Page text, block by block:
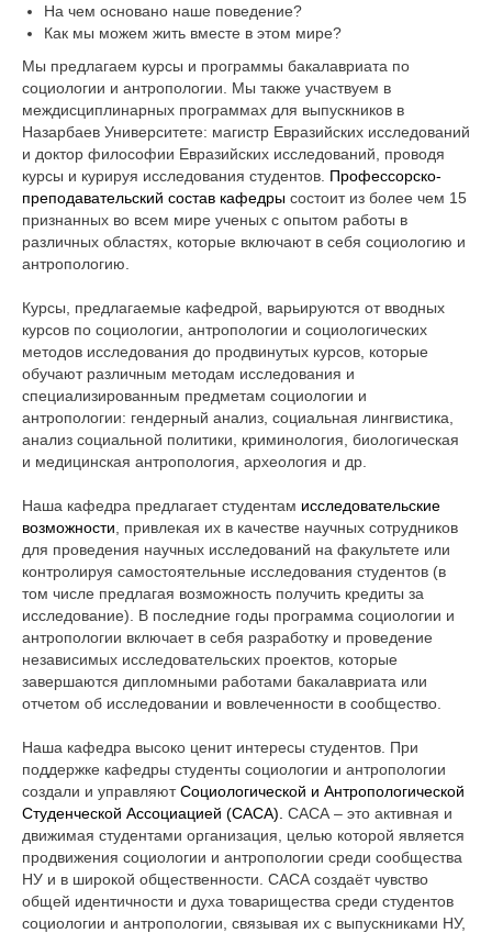
На чем основано наше поведение?
Как мы можем жить вместе в этом мире?
Мы предлагаем курсы и программы бакалавриата по
социологии и антропологии. Мы также участвуем в
междисциплинарных программах для выпускников в
Назарбаев Университете: магистр Евразийских исследований
и доктор философии Евразийских исследований, проводя
курсы и курируя исследования студентов. Профессорско-
преподавательский состав кафедры состоит из более чем 15
признанных во всем мире ученых с опытом работы в
различных областях, которые включают в себя социологию и
антропологию.
Курсы, предлагаемые кафедрой, варьируются от вводных
курсов по социологии, антропологии и социологических
методов исследования до продвинутых курсов, которые
обучают различным методам исследования и
специализированным предметам социологии и
антропологии: гендерный анализ, социальная лингвистика,
анализ социальной политики, криминология, биологическая
и медицинская антропология, археология и др.
Наша кафедра предлагает студентам исследовательские
возможности , привлекая их в качестве научных сотрудников
для проведения научных исследований на факультете или
контролируя самостоятельные исследования студентов (в
том числе предлагая возможность получить кредиты за
исследование). В последние годы программа социологии и
антропологии включает в себя разработку и проведение
независимых исследовательских проектов, которые
завершаются дипломными работами бакалавриата или
отчетом об исследовании и вовлеченности в сообщество.
Наша кафедра высоко ценит интересы студентов. При
поддержке кафедры студенты социологии и антропологии
создали и управляютСоциологической и Антропологической
Студенческой Ассоциацией (САСА) САСА – это активная и
движимая студентами организация, целью которой является
продвижения социологии и антропологии среди сообщества
НУ и в широкой общественности. САСА создаёт чувство
общей идентичности и духа товарищества среди студентов
социологии и антропологии, связывая их с выпускниками НУ,